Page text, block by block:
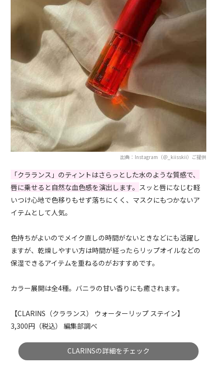
出典：Instagram（＠_kiisskii）ご提供
「クラランス」のティントはさらっとした水のような質感で、
唇に乗せると自然な血色感を演出します。 スッと唇になじむ軽
いつけ心地で色移りもせず落ちにくく、マスクにもつかないア
イテムとして人気。
色持ちがよいのでメイク直しの時間がないときなどにも活躍し
ますが、乾燥しやすい方は時間が経ったらリップオイルなどの
保湿できるアイテムを重ねるのがおすすめです。
カラー展開は全4種。バニラの甘い香りにも癒されます。
【CLARINS（クラランス） ウォーターリップ ステイン】
3,300円（税込） 編集部調べ
CLARINSの詳細をチェック